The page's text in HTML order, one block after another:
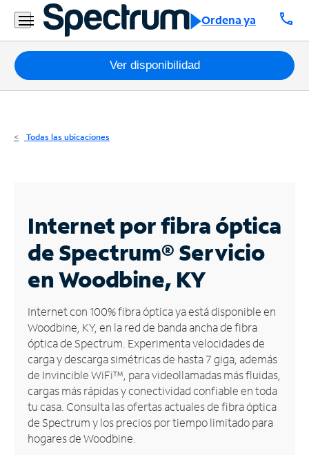
Ordena ya call
Residencial
Business
Paquetes
Internet
Business
Contáctanos
Inglés
Administrar
cuenta
Encuentra
una
tienda
Ver disponibilidad
Todas las ubicaciones
Internet por fibra óptica
de Spectrum®Servicio
en Woodbine, KY
Internet con 100% fibra óptica ya está disponible en
Woodbine, KY, en la red de banda ancha de fibra
óptica de Spectrum. Experimenta velocidades de
carga y descarga simétricas de hasta 7 giga, además
de Invincible WiFi™, para videollamadas más fluidas,
cargas más rápidas y conectividad confiable en toda
tu casa. Consulta las ofertas actuales de fibra óptica
de Spectrum y los precios por tiempo limitado para
hogares de Woodbine.